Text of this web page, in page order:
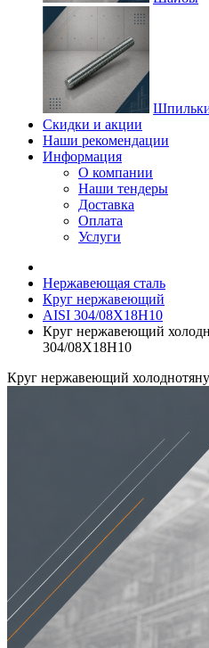
Скидки и акции
Наши рекомендации
Информация
О компании
Наши тендеры
Доставка
Оплата
Услуги
Нержавеющая сталь
Круг нержавеющий
AISI 304/08Х18Н10
Круг нержавеющий
304/08Х18Н10
Круг нержавеющий